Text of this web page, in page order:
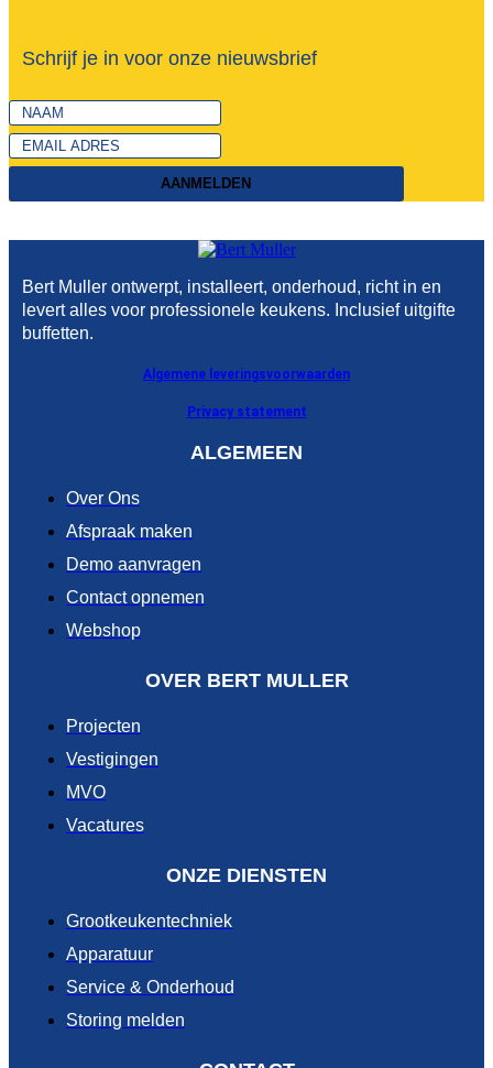
Schrijf je in voor onze nieuwsbrief
AANMELDEN
Bert Muller ontwerpt, installeert, onderhoud, richt in en
levert alles voor professionele keukens. Inclusief uitgifte
buffetten.
Algemene leveringsvoorwaarden
Privacy statement
ALGEMEEN
Over Ons
Afspraak maken
Demo aanvragen
Contact opnemen
Webshop
OVER BERT MULLER
Projecten
Vestigingen
MVO
Vacatures
ONZE DIENSTEN
Grootkeukentechniek
Apparatuur
Service & Onderhoud
Storing melden